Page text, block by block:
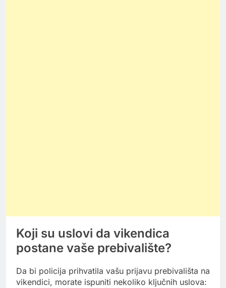
Koji su uslovi da vikendica
postane vaše prebivalište?
Da bi policija prihvatila vašu prijavu prebivališta na
vikendici, morate ispuniti nekoliko ključnih uslova: